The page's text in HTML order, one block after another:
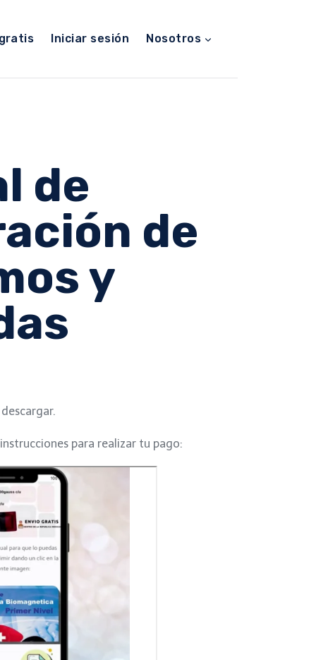
Iniciar sesión Nosotros
de
de
y
para realizar tu pago: